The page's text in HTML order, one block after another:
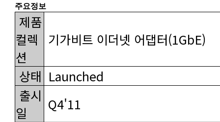
주요정보
션
기가비트 이더넷 어댑터(1GbE)
상태 Launched
일 Q4'11